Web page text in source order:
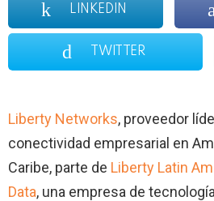
LINKEDIN
TWITTER
Liberty Networks, proveedor
conectividad empresarial en
Caribe, parte de Liberty Latin
Data, una empresa de